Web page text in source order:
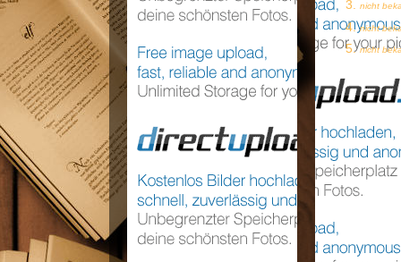
nicht
nicht
nicht